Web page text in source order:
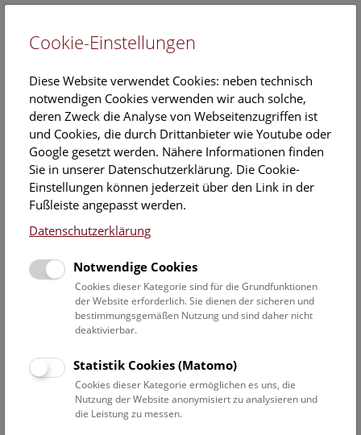
EN
Veranstaltungskalender
Informationen zu Gruppen,- Kindergarten- und
Schulprogrammen finden Siehier
Datumsfilter
26.8.2019
Datum auswählen
Erweiterte Suche
Cookie-Einstellungen
Diese Website verwendet Cookies: neben technisch
notwendigen Cookies verwenden wir auch solche,
deren Zweck die Analyse von Webseitenzugriffen ist
und Cookies, die durch Drittanbieter wie Youtube oder
Google gesetzt werden. Nähere Informationen finden
Sie in unserer Datenschutzerklärung. Die Cookie-
Einstellungen können jederzeit über den Link in der
Fußleiste angepasst werden.
Datenschutzerklärung
Notwendige Cookies
Cookies dieser Kategorie sind für die Grundfunktionen
der Website erforderlich. Sie dienen der sicheren und
bestimmungsgemäßen Nutzung und sind daher nicht
deaktivierbar.
Statistik Cookies (Matomo)
Cookies dieser Kategorie ermöglichen es uns, die
Nutzung der Website anonymisiert zu analysieren und
die Leistung zu messen.